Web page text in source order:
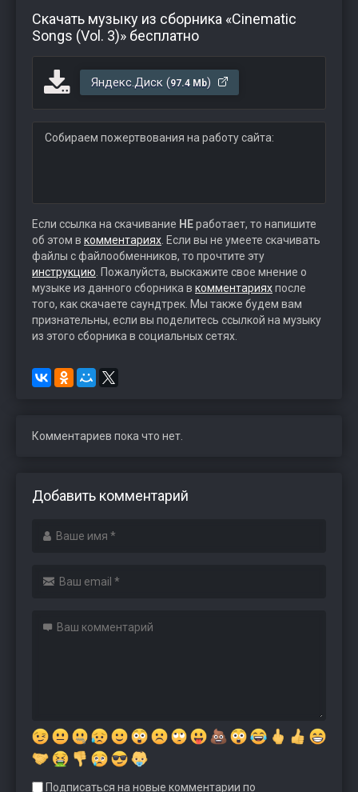
Скачать музыку из сборника «Cinematic
Songs (Vol. 3)» бесплатно
Яндекс.Диск (97.4 Mb)
Собираем пожертвования на работу сайта:
Если ссылка на скачивание НЕработает, то напишите
об этом в комментариях . Если вы не умеете скачивать
файлы с файлообменников, то прочтите эту
инструкцию . Пожалуйста, выскажите свое мнение о
музыке из данного сборника в комментарияхпосле
того, как скачаете саундтрек. Мы также будем вам
признательны, если вы поделитесь ссылкой на музыку
из этого сборника в социальных сетях.
Комментариев пока что нет.
Добавить комментарий
Подписаться на новые комментарии по